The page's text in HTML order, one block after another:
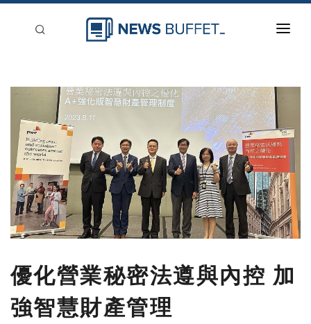
新聞稿分類
登入
刊登
優化營業秘密法遵與內控 加
強智慧財產管理